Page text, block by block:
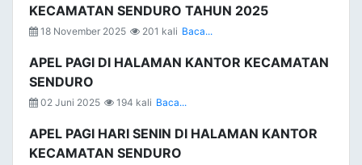
KECAMATAN SENDURO TAHUN 2025
18 November 2025 201 kali Baca...
APEL PAGI DI HALAMAN KANTOR KECAMATAN
SENDURO
02 Juni 2025 194 kali Baca...
APEL PAGI HARI SENIN DI HALAMAN KANTOR
KECAMATAN SENDURO